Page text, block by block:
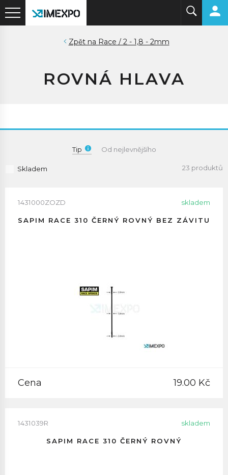
Race / 2 - 1,8 - 2mm
ROVNÁ HLAVA
Tip Od nejlevnějšího
Skladem 23 produktů
1431000ZOZD skladem
SAPIM RACE 310 ČERNÝ ROVNÝ BEZ ZÁVITU
Cena 19.00 Kč
1431039R skladem
SAPIM RACE 310 ČERNÝ ROVNÝ